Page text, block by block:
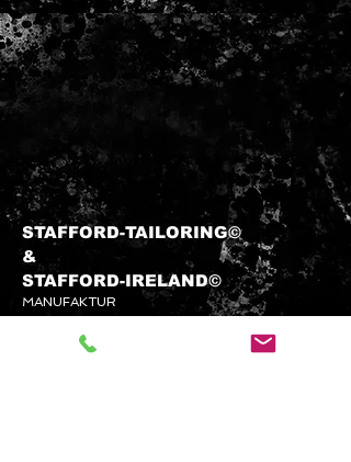
STAFFORD-TAILORING©
&​
STAFFORD-IRELAND©
MANUFAKTUR
info@stafford-tailoring.com
+49 (0) 1573 5 60 80 70